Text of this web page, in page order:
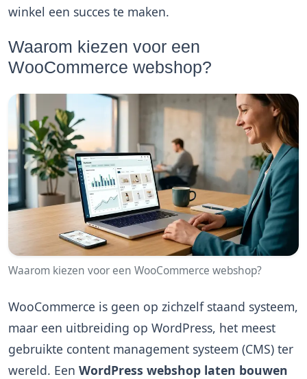
winkel een succes te maken.
Waarom kiezen voor een
WooCommerce webshop?
Waarom kiezen voor een WooCommerce webshop?
WooCommerce is geen op zichzelf staand systeem,
maar een uitbreiding op WordPress, het meest
gebruikte content management systeem (CMS) ter
wereld. Een WordPress webshop laten bouwen